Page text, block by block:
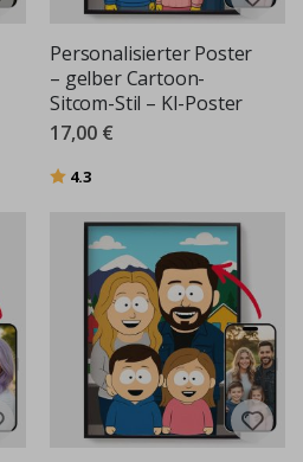
Personalisierter Poster
– gelber Cartoon-
Sitcom-Stil – KI-Poster
17,00 €
Bewertung:
4.3